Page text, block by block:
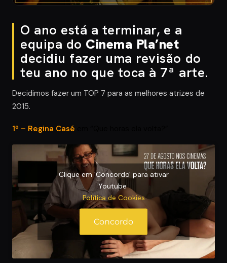
O ano está a terminar, e a
equipa do Cinema Pla’net
decidiu fazer uma revisão do
teu ano no que toca à 7ª arte.
Decidimos fazer um TOP 7 para as melhores atrizes de
2015.
1º – Regina Casé
Clique em 'Concordo' para ativar
Youtube
Política de Cookies
Concordo